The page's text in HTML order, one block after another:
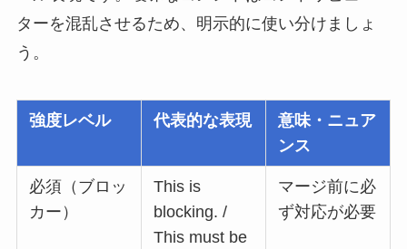
ターを混乱させるため、明示的に使い分けましょ
う。
強度レベル 代表的な表現
意味・ニュア
ンス
必須（ブロッ
カー）
This is
blocking. /
This must be
マージ前に必
ず対応が必要